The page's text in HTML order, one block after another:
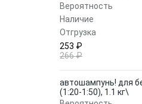
Вероятность
Наличие
Отгрузка
253 ₽
266 ₽
автошампунь! для
(1:20-1:50), 1.1 кг\